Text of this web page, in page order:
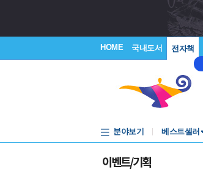
HOME 국내도서 전자책
분야보기 베스트셀러
이벤트/기획